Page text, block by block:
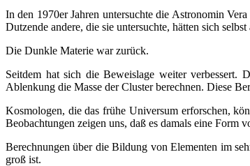
In den 1970er Jahren untersuchte die Astronomin
Dutzende andere, die sie untersuchte, hätten sich
Die Dunkle Materie war zurück.
Seitdem hat sich die Beweislage weiter verbessert.
Ablenkung die Masse der Cluster berechnen. Diese
Kosmologen, die das frühe Universum erforschen,
Beobachtungen zeigen uns, daß es damals eine Form
Berechnungen über die Bildung von Elementen im
groß ist.